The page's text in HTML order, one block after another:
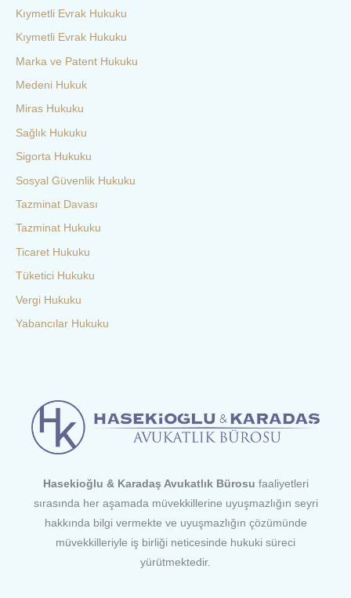
Kıymetli Evrak Hukuku
Kıymetli Evrak Hukuku
Marka ve Patent Hukuku
Medeni Hukuk
Miras Hukuku
Sağlık Hukuku
Sigorta Hukuku
Sosyal Güvenlik Hukuku
Tazminat Davası
Tazminat Hukuku
Ticaret Hukuku
Tüketici Hukuku
Vergi Hukuku
Yabancılar Hukuku
Hasekioğlu & Karadaş Avukatlık Bürosu faaliyetleri
sırasında her aşamada müvekkillerine uyuşmazlığın seyri
hakkında bilgi vermekte ve uyuşmazlığın çözümünde
müvekkilleriyle iş birliği neticesinde hukuki süreci
yürütmektedir.